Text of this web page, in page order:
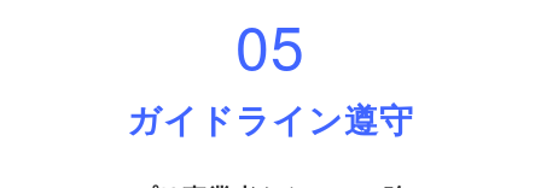
05
ガイドライン遵守